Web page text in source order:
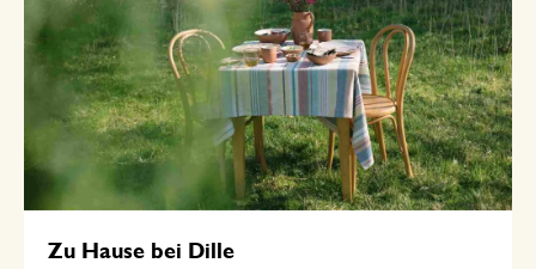
Zu Hause bei Dille